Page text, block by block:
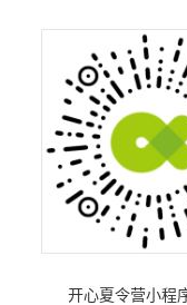
开心夏令营小程